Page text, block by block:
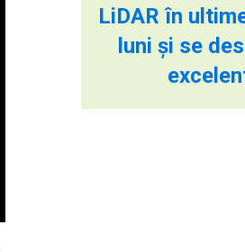
LiDAR în
luni și se